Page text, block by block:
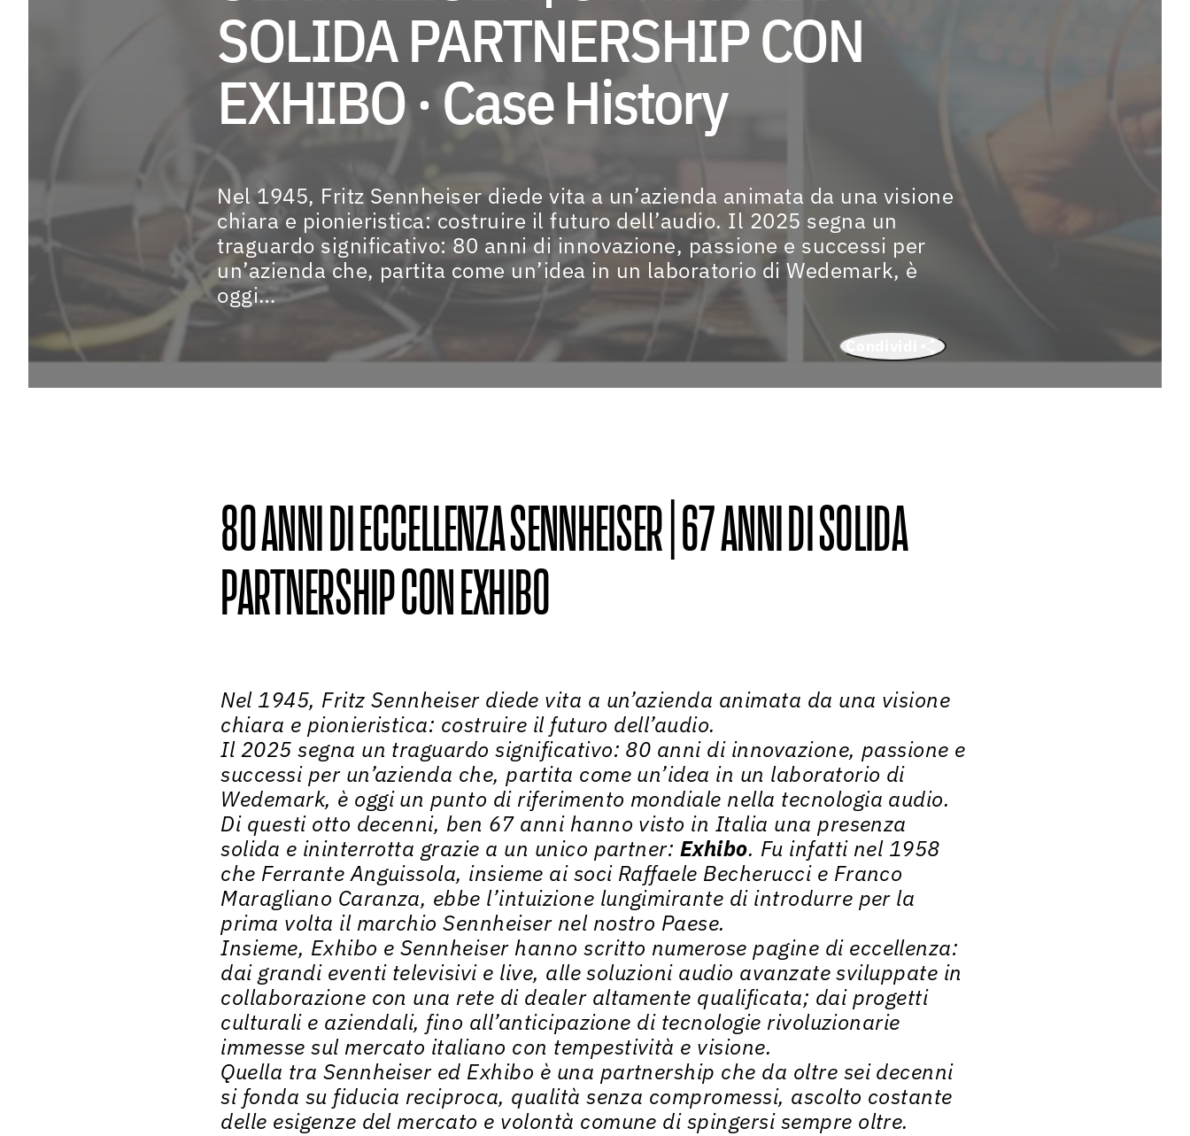
CASE HISTORY
EVENTI & NEWS
Condividi
SOLIDA PARTNERSHIP CON
EXHIBO · Case History
Nel 1945, Fritz Sennheiser diede vita a un’azienda animata da una visione
chiara e pionieristica: costruire il futuro dell’audio. Il 2025 segna un
traguardo significativo: 80 anni di innovazione, passione e successi per
un’azienda che, partita come un’idea in un laboratorio di Wedemark, è
oggi…
80 ANNI DI ECCELLENZA SENNHEISER | 67 ANNI DI SOLIDA
PARTNERSHIP CON EXHIBO
Nel 1945, Fritz Sennheiser diede vita a un’azienda animata da una visione
chiara e pionieristica: costruire il futuro dell’audio.
Il 2025 segna un traguardo significativo: 80 anni di innovazione, passione e
successi per un’azienda che, partita come un’idea in un laboratorio di
Wedemark, è oggi un punto di riferimento mondiale nella tecnologia audio.
Di questi otto decenni, ben 67 anni hanno visto in Italia una presenza
solida e ininterrotta grazie a un unico partner: Exhibo. Fu infatti nel 1958
che Ferrante Anguissola, insieme ai soci Raffaele Becherucci e Franco
Maragliano Caranza, ebbe l’intuizione lungimirante di introdurre per la
prima volta il marchio Sennheiser nel nostro Paese.
Insieme, Exhibo e Sennheiser hanno scritto numerose pagine di eccellenza:
dai grandi eventi televisivi e live, alle soluzioni audio avanzate sviluppate in
collaborazione con una rete di dealer altamente qualificata; dai progetti
culturali e aziendali, fino all’anticipazione di tecnologie rivoluzionarie
immesse sul mercato italiano con tempestività e visione.
Quella tra Sennheiser ed Exhibo è una partnership che da oltre sei decenni
si fonda su fiducia reciproca, qualità senza compromessi, ascolto costante
delle esigenze del mercato e volontà comune di spingersi sempre oltre.